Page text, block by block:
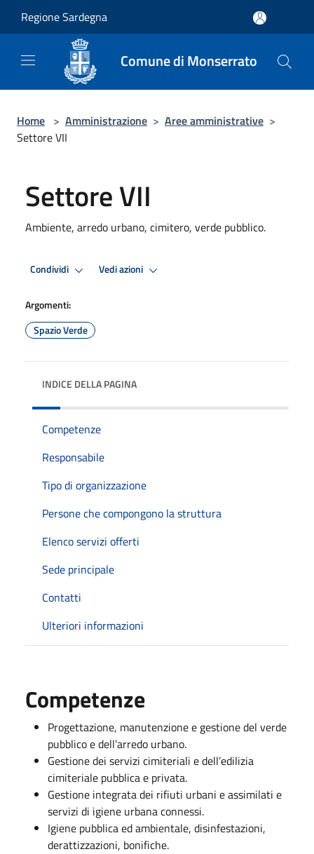
Regione Sardegna
Comune di Monserrato
Home > Amministrazione > Aree amministrative >
Settore VII
Settore VII
Ambiente, arredo urbano, cimitero, verde pubblico.
Condividi Vedi azioni
Argomenti:
Spazio Verde
INDICE DELLA PAGINA
Competenze
Responsabile
Tipo di organizzazione
Persone che compongono la struttura
Elenco servizi offerti
Sede principale
Contatti
Ulteriori informazioni
Competenze
Progettazione, manutenzione e gestione del verde
pubblico e dell’arredo urbano.
Gestione dei servizi cimiteriali e dell’edilizia
cimiteriale pubblica e privata.
Gestione integrata dei rifiuti urbani e assimilati e
servizi di igiene urbana connessi.
Igiene pubblica ed ambientale, disinfestazioni,
derattizzazioni, bonifiche.